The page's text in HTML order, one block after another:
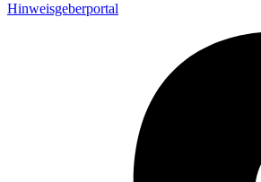
Hinweisgeberportal